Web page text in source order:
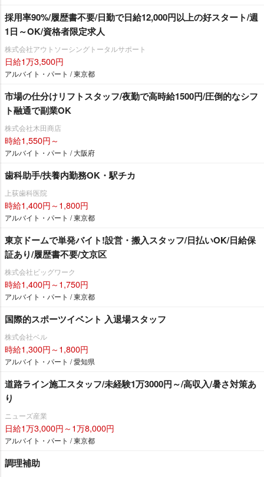
採用率90%/履歴書不要/日勤で日給12,000円以上の好スタート/週
1日～OK/資格者限定求人
株式会社アウトソーシングトータルサポート
日給1万3,500円
アルバイト・パート / 東京都
市場の仕分けリフトスタッフ/夜勤で高時給1500円/圧倒的なシフ
ト融通で副業OK
株式会社木田商店
時給1,550円～
アルバイト・パート / 大阪府
歯科助手/扶養内勤務OK・駅チカ
上荻歯科医院
時給1,400円～1,800円
アルバイト・パート / 東京都
東京ドームで単発バイト!設営・搬入スタッフ/日払いOK/日給保
証あり/履歴書不要/文京区
株式会社ビッグワーク
時給1,400円～1,750円
アルバイト・パート / 東京都
国際的スポーツイベント 入退場スタッフ
株式会社ベル
時給1,300円～1,800円
アルバイト・パート / 愛知県
道路ライン施工スタッフ/未経験1万3000円～/高収入/暑さ対策あ
り
ニューズ産業
日給1万3,000円～1万8,000円
アルバイト・パート / 東京都
調理補助